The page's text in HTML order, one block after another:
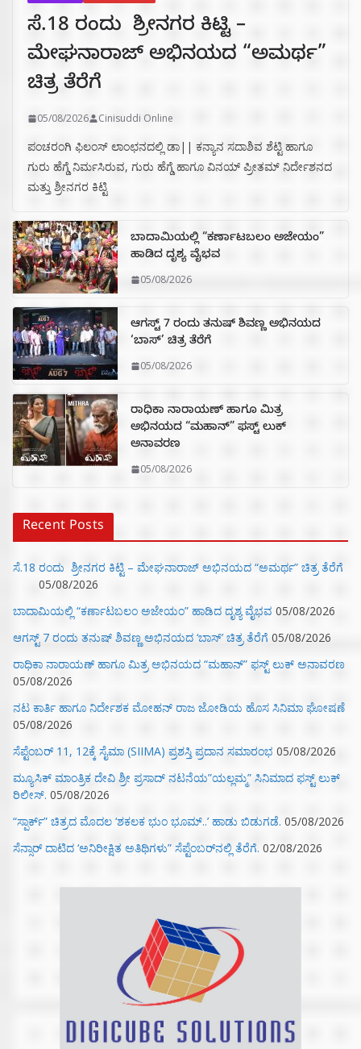
ಸೆ.18 ರಂದು ಶ್ರೀನಗರ ಕಿಟ್ಟಿ –
ಮೇಘನಾರಾಜ್ ಅಭಿನಯದ “ಅಮರ್ಥ”
ಚಿತ್ರ ತೆರೆಗೆ
05/08/2026 Cinisuddi Online
ಪಂಚರಂಗಿ ಫಿಲಂಸ್ ಲಾಂಛನದಲ್ಲಿ ಡಾ|| ಕನ್ಯಾನ ಸದಾಶಿವ ಶೆಟ್ಟಿ ಹಾಗೂ
ಗುರು ಹೆಗ್ಡೆ ನಿರ್ಮಸಿರುವ, ಗುರು ಹೆಗ್ಡೆ ಹಾಗೂ ವಿನಯ್ ಪ್ರೀತಮ್ ನಿರ್ದೇಶನದ
ಮತ್ತು ಶ್ರೀನಗರ ಕಿಟ್ಟಿ
ಬಾದಾಮಿಯಲ್ಲಿ “ಕರ್ಣಾಟಬಲಂ ಅಜೇಯಂ”
ಹಾಡಿದ ದೃಶ್ಯ ವೈಭವ
05/08/2026
ಆಗಸ್ಟ್ 7 ರಂದು ತನುಷ್ ಶಿವಣ್ಣ ಅಭಿನಯದ
‘ಬಾಸ್’ ಚಿತ್ರ ತೆರೆಗೆ
05/08/2026
ರಾಧಿಕಾ ನಾರಾಯಣ್ ಹಾಗೂ ಮಿತ್ರ
ಅಭಿನಯದ “ಮಹಾನ್” ಫಸ್ಟ್ ಲುಕ್
ಅನಾವರಣ
05/08/2026
Recent Posts
ಸೆ.18 ರಂದು ಶ್ರೀನಗರ ಕಿಟ್ಟಿ – ಮೇಘನಾರಾಜ್ ಅಭಿನಯದ “ಅಮರ್ಥ” ಚಿತ್ರ ತೆರೆಗೆ
05/08/2026
ಬಾದಾಮಿಯಲ್ಲಿ “ಕರ್ಣಾಟಬಲಂ ಅಜೇಯಂ” ಹಾಡಿದ ದೃಶ್ಯ ವೈಭವ 05/08/2026
ಆಗಸ್ಟ್ 7 ರಂದು ತನುಷ್ ಶಿವಣ್ಣ ಅಭಿನಯದ ‘ಬಾಸ್’ ಚಿತ್ರ ತೆರೆಗೆ 05/08/2026
ರಾಧಿಕಾ ನಾರಾಯಣ್ ಹಾಗೂ ಮಿತ್ರ ಅಭಿನಯದ “ಮಹಾನ್” ಫಸ್ಟ್ ಲುಕ್ ಅನಾವರಣ
05/08/2026
ನಟ ಕಾರ್ತಿ ಹಾಗೂ ನಿರ್ದೇಶಕ ಮೋಹನ್ ರಾಜ ಜೋಡಿಯ ಹೊಸ ಸಿನಿಮಾ ಘೋಷಣೆ
05/08/2026
ಸೆಪ್ಟೆಂಬರ್ 11, 12ಕ್ಕೆ ಸೈಮಾ (SIIMA) ಪ್ರಶಸ್ತಿ ಪ್ರದಾನ ಸಮಾರಂಭ 05/08/2026
ಮ್ಯೂಸಿಕ್‌ ಮಾಂತ್ರಿಕ ದೇವಿ ಶ್ರೀ ಪ್ರಸಾದ್ ನಟನೆಯ”ಯಲ್ಲಮ್ಮ” ಸಿನಿಮಾದ ಫಸ್ಟ್‌ ಲುಕ್‌
ರಿಲೀಸ್. 05/08/2026
“ಸ್ಪಾರ್ಕ್” ಚಿತ್ರದ ಮೊದಲ‌ ‘ಶಕಲಕ ಭುಂ‌ ಭೂಮ್..’ ಹಾಡು ಬಿಡುಗಡೆ. 05/08/2026
ಸೆನ್ಸಾರ್ ದಾಟಿದ ‘ಅನಿರೀಕ್ಷಿತ ಅತಿಥಿಗಳು” ಸೆಪ್ಟೆಂಬರ್‌ನಲ್ಲಿ ತೆರೆಗೆ. 02/08/2026